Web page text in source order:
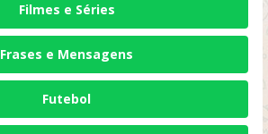
Filmes e Séries
Frases e Mensagens
Futebol